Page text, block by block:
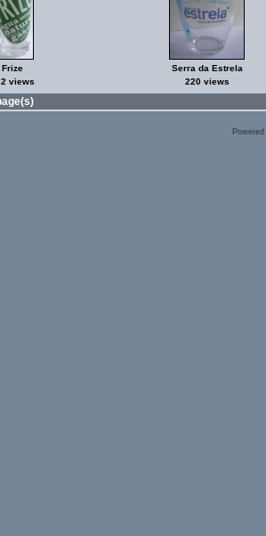
Frize
views
Serra da Estrela
220 views